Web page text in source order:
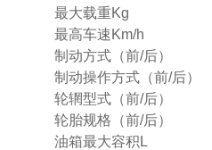
最大载重Kg
最高车速Km/h
制动方式（前/后）
制动操作方式（前/后）
轮辋型式（前/后）
轮胎规格（前/后）
油箱最大容积 L